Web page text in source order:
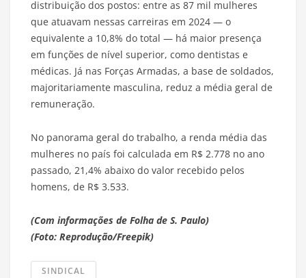
distribuição dos postos: entre as 87 mil mulheres
que atuavam nessas carreiras em 2024 — o
equivalente a 10,8% do total — há maior presença
em funções de nível superior, como dentistas e
médicas. Já nas Forças Armadas, a base de soldados,
majoritariamente masculina, reduz a média geral de
remuneração.
No panorama geral do trabalho, a renda média das
mulheres no país foi calculada em R$ 2.778 no ano
passado, 21,4% abaixo do valor recebido pelos
homens, de R$ 3.533.
(Com informações de Folha de S. Paulo)
(Foto: Reprodução/Freepik)
SINDICAL